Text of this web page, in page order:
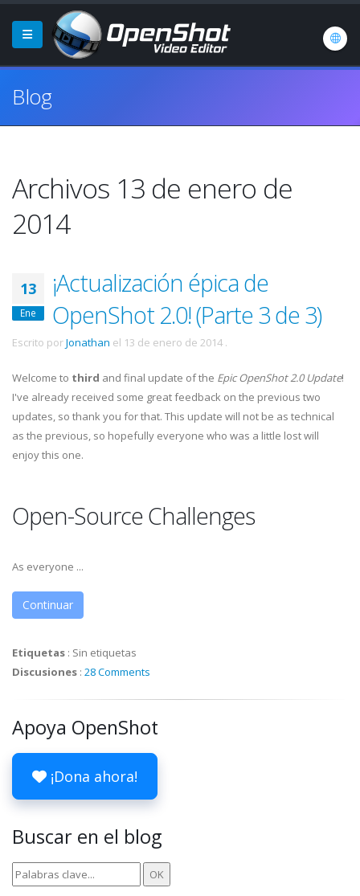
Blog
Archivos 13 de enero de
2014
13
Ene
¡Actualización épica de
OpenShot 2.0! (Parte 3 de 3)
Escrito porJonathan el 13 de enero de 2014 .
Welcome to third and final update of the Epic OpenShot 2.0 Update!
I've already received some great feedback on the previous two
updates, so thank you for that. This update will not be as technical
as the previous, so hopefully everyone who was a little lost will
enjoy this one.
Open-Source Challenges
As everyone ...
Continuar
Etiquetas : Sin etiquetas
Discusiones : 28 Comments
Apoya OpenShot
¡Dona ahora!
Buscar en el blog